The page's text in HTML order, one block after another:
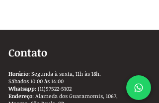
Contato
Horário: Segunda à sexta, 11h às 18h.
Sábados 10:00 às 14:00
Whatsapp: (11)97522-5102
Endereço: Alameda dos Guaramomis, 1067,